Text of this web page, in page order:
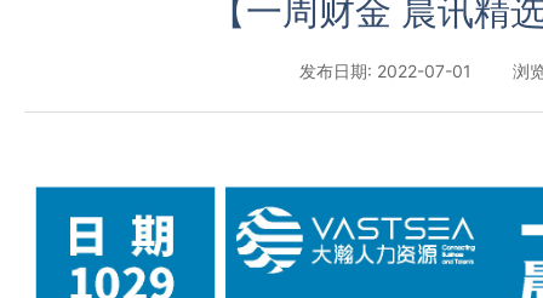
【一周财金 晨讯精
发布日期: 2022-07-01 浏